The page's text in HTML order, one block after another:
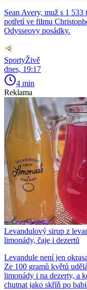
Sean Avery, muž s 1
potřetí ve filmu
Odysseovy posádky.
SportyŽivě
dnes, 19:17
4 min
Reklama
Levandulový sirup z
limonády, čaje i dezertů
Levandule není jen
Ze 100 gramů květů
limonády i na dezerty, a
chutnat jako skříň po